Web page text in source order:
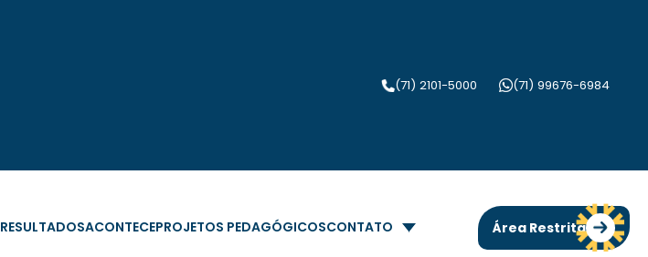
(71) 2101-5000 (71) 99676-6984
RESULTADOSACONTECEPROJETOS PEDAGÓGICOSCONTATO Área Restrita